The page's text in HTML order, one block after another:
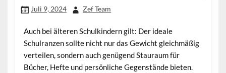
Juli 9, 2024 Zef Team
Auch bei älteren Schulkindern gilt: Der ideale
Schulranzen sollte nicht nur das Gewicht gleichmäßig
verteilen, sondern auch genügend Stauraum für
Bücher, Hefte und persönliche Gegenstände bieten.